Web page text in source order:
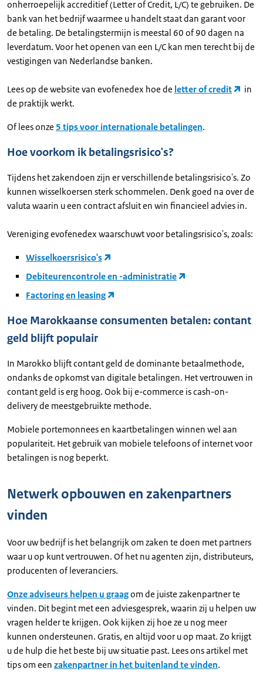
onherroepelijk accreditief (Letter of Credit, L/C) te gebruiken. De
bank van het bedrijf waarmee u handelt staat dan garant voor
de betaling. De betalingstermijn is meestal 60 of 90 dagen na
leverdatum. Voor het openen van een L/C kan men terecht bij de
vestigingen van Nederlandse banken.
Lees op de website van evofenedex hoe de letter of credit
in
de praktijk werkt.
Of lees onze 5 tips voor internationale betalingen.
Hoe voorkom ik betalingsrisico's?
Tijdens het zakendoen zijn er verschillende betalingsrisico's. Zo
kunnen wisselkoersen sterk schommelen. Denk goed na over de
valuta waarin u een contract afsluit en win financieel advies in.
Vereniging evofenedex waarschuwt voor betalingsrisico's, zoals:
Wisselkoersrisico's
Debiteurencontrole en -administratie
Factoring en leasing
Hoe Marokkaanse consumenten betalen: contant
geld blijft populair
In Marokko blijft contant geld de dominante betaalmethode,
ondanks de opkomst van digitale betalingen. Het vertrouwen in
contant geld is erg hoog. Ook bij e-commerce is cash-on-
delivery de meestgebruikte methode.
Mobiele portemonnees en kaartbetalingen winnen wel aan
populariteit. Het gebruik van mobiele telefoons of internet voor
betalingen is nog beperkt.
Netwerk opbouwen en zakenpartners
vinden
Voor uw bedrijf is het belangrijk om zaken te doen met partners
waar u op kunt vertrouwen. Of het nu agenten zijn, distributeurs,
producenten of leveranciers.
Onze adviseurs helpen u graagom de juiste zakenpartner te
vinden. Dit begint met een adviesgesprek, waarin zij u helpen uw
vragen helder te krijgen. Ook kijken zij hoe ze u nog meer
kunnen ondersteunen. Gratis, en altijd voor u op maat. Zo krijgt
u de hulp die het beste bij uw situatie past. Lees ons artikel met
tips om een zakenpartner in het buitenland te vinden.